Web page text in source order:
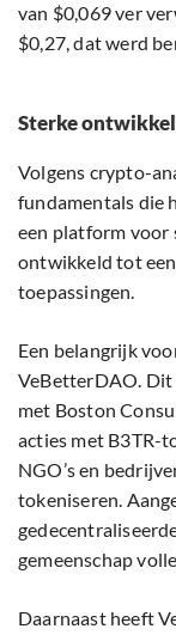
van $0,069 ver
$0,27, dat werd
Sterke
Volgens crypto-
fundamentals die
een platform voor
ontwikkeld tot
toepassingen.
Een belangrijk
VeBetterDAO.
met Boston
acties met B3TR-
NGO’s en
tokeniseren.
gemeenschap
Daarnaast heeft